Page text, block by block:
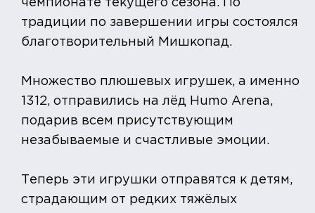
чемпионате текущего сезона. По
традиции по завершении игры состоялся
благотворительный Мишкопад.
Множество плюшевых игрушек, а именно
1312, отправились на лёд Humo Arena,
подарив всем присутствующим
незабываемые и счастливые эмоции.
Теперь эти игрушки отправятся к детям,
страдающим от редких тяжёлых